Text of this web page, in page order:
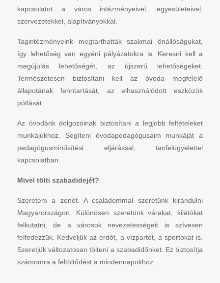
kapcsolatot a város intézményeivel, egyesületeivel,
szervezetekkel, alapítványokkal.
Tagintézményeink megtarthatták szakmai önállóságukat,
így lehetőség van egyéni pályázatokra is. Keresni kell a
megújulás lehetőségét, az újszerű lehetőségeket.
Természetesen biztosítani kell az óvoda megfelelő
állapotának fenntartását, az elhasználódott eszközök
pótlását.
Az óvodánk dolgozóinak biztosítani a legjobb feltételeket
munkájukhoz. Segíteni óvodapedagógusaim munkáját a
pedagógusminősítési eljárással, tanfelügyelettel
kapcsolatban.
Mivel tölti szabadidejét?
Szeretem a zenét. A családommal szeretünk kirándulni
Magyarországon. Különösen szeretünk várakat, kilátókat
felkutatni, de a városok nevezetességeit is szívesen
felfedezzük. Kedveljük az erdőt, a vízpartot, a sportokat is.
Szeretjük változatosan tölteni a szabadidőnket. Ez biztosítja
számomra a feltöltődést a mindennapokhoz.